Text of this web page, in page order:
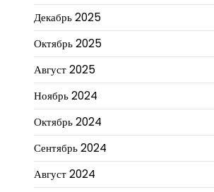
Декабрь 2025
Октябрь 2025
Август 2025
Ноябрь 2024
Октябрь 2024
Сентябрь 2024
Август 2024